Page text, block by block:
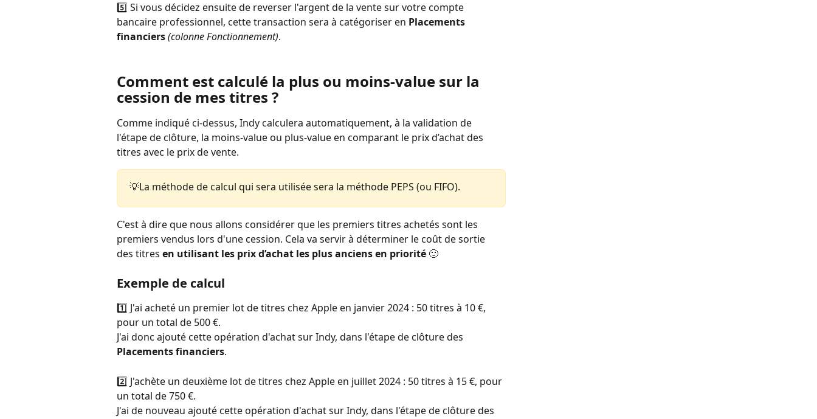
5️⃣ Si vous décidez ensuite de reverser l'argent de la vente sur votre compte
bancaire professionnel, cette transaction sera à catégoriser en Placements
financiers(colonne Fonctionnement).
Comment est calculé la plus ou moins-value sur la
cession de mes titres ?
Comme indiqué ci-dessus, Indy calculera automatiquement, à la validation de
l'étape de clôture, la moins-value ou plus-value en comparant le prix d’achat des
titres avec le prix de vente.
💡La méthode de calcul qui sera utilisée sera la méthode PEPS (ou FIFO).
C'est à dire que nous allons considérer que les premiers titres achetés sont les
premiers vendus lors d'une cession. Cela va servir à déterminer le coût de sortie
des titres en utilisant les prix d’achat les plus anciens en priorité 🙂
Exemple de calcul
1️⃣ J'ai acheté un premier lot de titres chez Apple en janvier 2024 : 50 titres à 10 €,
pour un total de 500 €.
J'ai donc ajouté cette opération d'achat sur Indy, dans l'étape de clôture des
Placements financiers.
2️⃣ J'achète un deuxième lot de titres chez Apple en juillet 2024 : 50 titres à 15 €, pour
un total de 750 €.
J'ai de nouveau ajouté cette opération d'achat sur Indy, dans l'étape de clôture des